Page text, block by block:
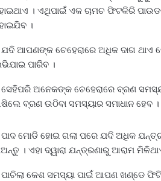
। ଏଥିପାଇଁ ଏକ ଚାମଚ ଫିଟକିରି
।
ଯଦି ଆପଣଙ୍କ ଚେହେରାରେ ଅଧିକ ଦାଗ ଥାଏ
ପାରିବ ।
ସେହିପରି ଅନେକଙ୍କ ଚେହେରାରେ ବ୍ରଣ
ବ୍ରଣ ଉଠିବା ସମସ୍ୟାର ସମାଧାନ ହେବ ।
ପାଦ ମୋଡି ହୋଇ ଗଲା ପରେ ଯଦି ଅଧିକ
। ଏହା ଦ୍ୱାରା ଯନ୍ତ୍ରଣାରୁ ଆରାମ
ପାଚିଲା କେଶ ସମସ୍ୟା ପାଇଁ ଆପଣ ଖଣ୍ଡେ